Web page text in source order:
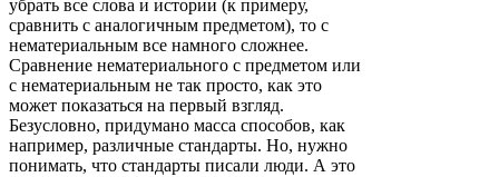
убрать все слова и истории (к примеру,
сравнить с аналогичным предметом), то с
нематериальным все намного сложнее.
Сравнение нематериального с предметом или
с нематериальным не так просто, как это
может показаться на первый взгляд.
Безусловно, придумано масса способов, как
например, различные стандарты. Но, нужно
понимать, что стандарты писали люди. А это